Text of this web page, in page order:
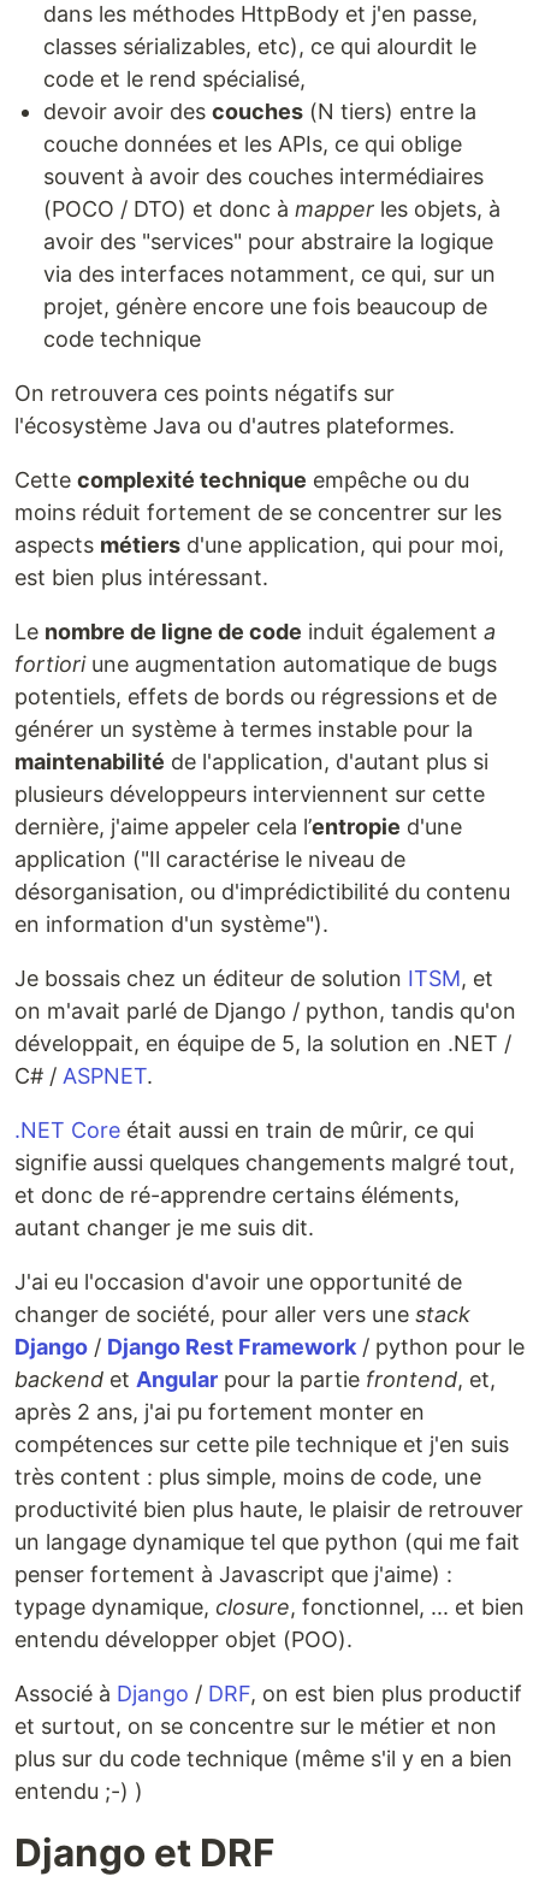
dans les méthodes HttpBody et j'en passe,
classes sérializables, etc), ce qui alourdit le
code et le rend spécialisé,
devoir avoir des couches (N tiers) entre la
couche données et les APIs, ce qui oblige
souvent à avoir des couches intermédiaires
(POCO / DTO) et donc à mapper les objets, à
avoir des "services" pour abstraire la logique
via des interfaces notamment, ce qui, sur un
projet, génère encore une fois beaucoup de
code technique
On retrouvera ces points négatifs sur
l'écosystème Java ou d'autres plateformes.
Cette complexité technique empêche ou du
moins réduit fortement de se concentrer sur les
aspects métiers d'une application, qui pour moi,
est bien plus intéressant.
Le nombre de ligne de code induit également a
fortioriune augmentation automatique de bugs
potentiels, effets de bords ou régressions et de
générer un système à termes instable pour la
maintenabilité de l'application, d'autant plus si
plusieurs développeurs interviennent sur cette
dernière, j'aime appeler cela l’entropie d'une
application ("Il caractérise le niveau de
désorganisation, ou d'imprédictibilité du contenu
en information d'un système").
Je bossais chez un éditeur de solution ITSM, et
on m'avait parlé de Django / python, tandis qu'on
développait, en équipe de 5, la solution en .NET /
C# / ASPNET.
.NET Core était aussi en train de mûrir, ce qui
signifie aussi quelques changements malgré tout,
et donc de ré-apprendre certains éléments,
autant changer je me suis dit.
J'ai eu l'occasion d'avoir une opportunité de
changer de société, pour aller vers une stack
Django / Django Rest Framework / python pour le
backend et Angular pour la partie frontend, et,
après 2 ans, j'ai pu fortement monter en
compétences sur cette pile technique et j'en suis
très content : plus simple, moins de code, une
productivité bien plus haute, le plaisir de retrouver
un langage dynamique tel que python (qui me fait
penser fortement à Javascript que j'aime) :
typage dynamique, closure, fonctionnel, ... et bien
entendu développer objet (POO).
Associé à Django / DRF, on est bien plus productif
et surtout, on se concentre sur le métier et non
plus sur du code technique (même s'il y en a bien
entendu ;-) )
Django et DRF